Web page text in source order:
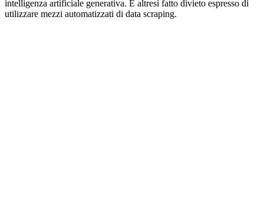
intelligenza artificiale generativa. È altresì fatto divieto espresso di
utilizzare mezzi automatizzati di data scraping.